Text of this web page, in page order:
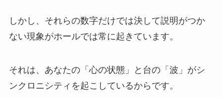
しかし、それらの数字だけでは決して説明がつか
ない現象がホールでは常に起きています。
それは、あなたの「心の状態」と台の「波」がシ
ンクロニシティを起こしているからです。